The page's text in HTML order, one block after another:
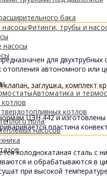
бака
Фитинги, трубы и
насосы
Автоматика и
котлов
пола
насосов
для двухтрубных
отопления автономного
заглушка, комплект
ЦЭН 442 и изготовлены
пластина
холоднокатаная сталь
и обрабатываются в
при высокой